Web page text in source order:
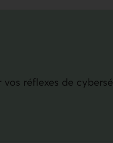
réflexes de